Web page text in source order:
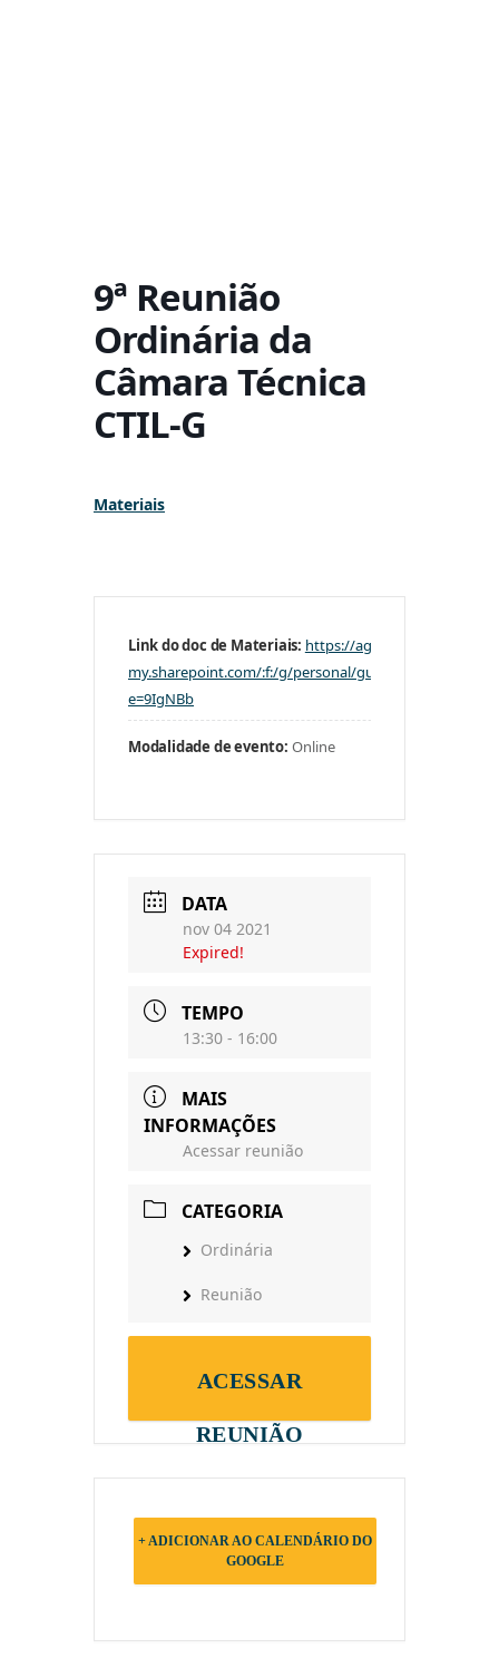
9ª Reunião
Ordinária da
Câmara Técnica
CTIL-G
Materiais
Link do doc de Materiais: https://agevap2-
my.sharepoint.com/:f:/g/personal/
e=9IgNBb
Modalidade de evento: Online
DATA
nov 04 2021
Expired!
TEMPO
13:30 - 16:00
MAIS
INFORMAÇÕES
Acessar reunião
CATEGORIA
Ordinária
Reunião
ACESSAR
REUNIÃO
+ ADICIONAR AO CALENDÁRIO DO
GOOGLE